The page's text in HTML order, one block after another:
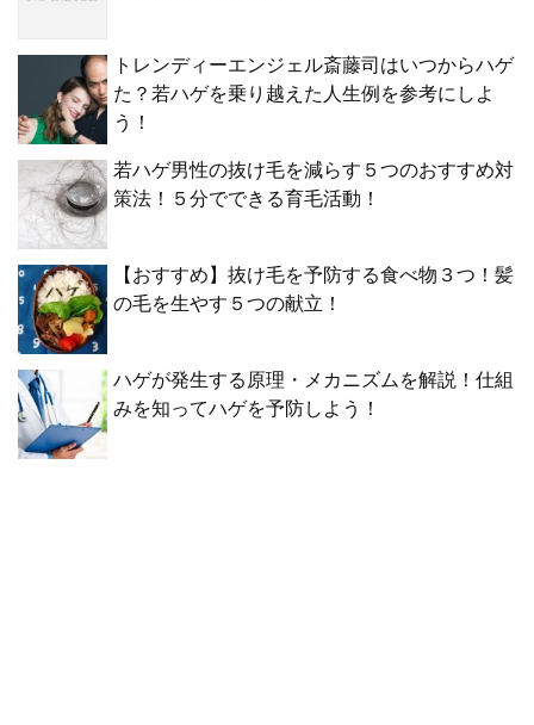
トレンディーエンジェル斎藤司はいつからハゲ
た？若ハゲを乗り越えた人生例を参考にしよ
う！
若ハゲ男性の抜け毛を減らす５つのおすすめ対
策法！５分でできる育毛活動！
【おすすめ】抜け毛を予防する食べ物３つ！髪
の毛を生やす５つの献立！
ハゲが発生する原理・メカニズムを解説！仕組
みを知ってハゲを予防しよう！